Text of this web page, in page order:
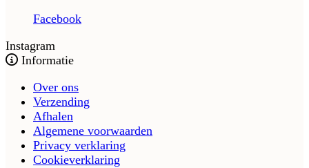
Facebook
Instagram
Informatie
Over ons
Verzending
Afhalen
Algemene voorwaarden
Privacy verklaring
Cookieverklaring